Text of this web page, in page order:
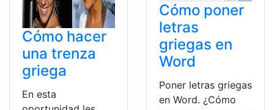
Cómo hacer
una trenza
griega
En esta
Cómo poner
letras
griegas en
Word
Poner letras griegas
en Word. ¿Cómo